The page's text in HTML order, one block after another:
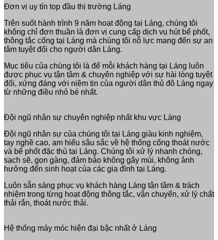
Đơn vị uy tín top đầu thị trường Láng
Trên suốt hành trình 9 năm hoạt động tại Láng, chúng tôi
không chỉ đơn thuần là đơn vị cung cấp dịch vụ hút bể phốt,
thông tắc cống tại Láng mà chúng tôi nỗ lực mang đến sự an
tâm tuyệt đối cho người dân Láng.
Mục tiêu của chúng tôi là để mỗi khách hàng tại Láng luôn
được phục vụ tận tâm & chuyên nghiệp với sự hài lòng tuyệt
đối, xứng đáng với niềm tin của người dân thủ đô Láng ngay
từ những điều nhỏ bé nhất.
Đội ngũ nhân sự chuyên nghiệp nhất khu vực Láng
Đội ngũ nhân sự của chúng tôi tại Láng giàu kinh nghiệm,
tay nghề cao, am hiểu sâu sắc về hệ thống cống thoát nước
và bể phốt đặc thù tại Láng. Chúng tôi xử lý nhanh chóng,
sạch sẽ, gọn gàng, đảm bảo không gây mùi, không ảnh
hưởng đến sinh hoạt của các gia đình tại Láng.
Luôn sẵn sàng phục vụ khách hàng Láng tận tâm & trách
nhiệm trong từng hoạt động thông tắc, vận chuyển, xử lý chất
thải rắn, thoát nước thải.
Hệ thống máy móc hiện đại bậc nhất ở Láng